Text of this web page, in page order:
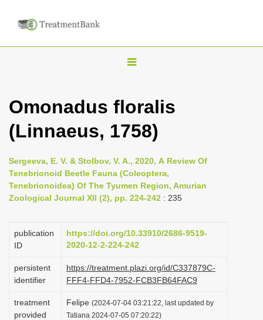
T
g
l
n
a
v
g
a
i
n
Omonadus floralis
(Linnaeus, 1758)
Sergeeva, E. V. & Stolbov, V. A., 2020, А Review Of
Tenebrionoid Beetle Fauna (Coleoptera,
Tenebrionoidea) Of The Tyumen Region, Amurian
Zoological Journal XII (2), pp. 224-242 : 235
publication
ID
https://doi.org/10.33910/2686-9519-
2020-12-2-224-242
persistent
identifier
https://treatment.plazi.org/id/C337879C-
FFF4-FFD4-7952-FCB3FB64FAC9
treatment
provided
Felipe (2024-07-04 03:21:22, last updated by
Tatiana 2024-07-05 07:20:22)